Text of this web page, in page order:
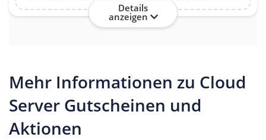
Details
anzeigen
Mehr Informationen zu Cloud
Server Gutscheinen und
Aktionen